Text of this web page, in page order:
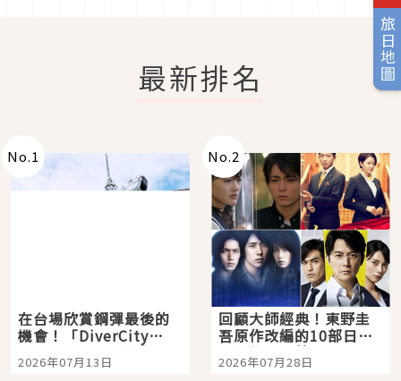
旅日地圖
最新排名
No.1
在台場欣賞鋼彈最後的
機會！「DiverCity
Tokyo Plaza」搭船、
購物、美食及夜景，一
2026年07月13日
No.2
回顧大師經典！東野圭
吾原作改編的10部日本
影視作品推薦
2026年07月28日